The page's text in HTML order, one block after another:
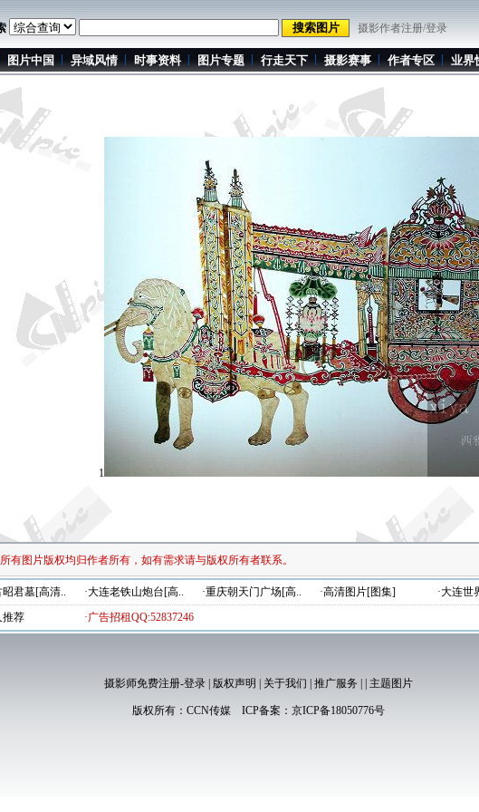
摄影作者注册/登录
图片中国 异域风情 时事资料 图片专题 行走天下 摄影赛事 作者专区 业界
1
有图片版权均归作者所有，如有需求请与版权所有者联系。
昭君墓[高清.. ·大连老铁山炮台[高.. ·重庆朝天门广场[高.. ·高清图片[图集] ·大连世
推荐 ·广告招租QQ:52837246
摄影师免费注册-登录| 版权声明 关于我们 推广服务 主题图片
版权所有： CCN传媒ICP备案： 京ICP备18050776号